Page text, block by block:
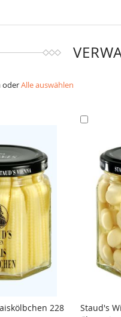
oderAlle auswählen
228
Staud's